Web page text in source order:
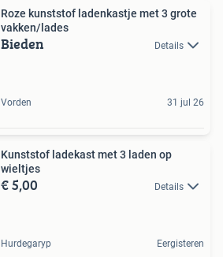
Roze kunststof ladenkastje met 3 grote
vakken/lades
Bieden Details
Vorden 31 jul 26
Kunststof ladekast met 3 laden op
wieltjes
€ 5,00 Details
Hurdegaryp Eergisteren